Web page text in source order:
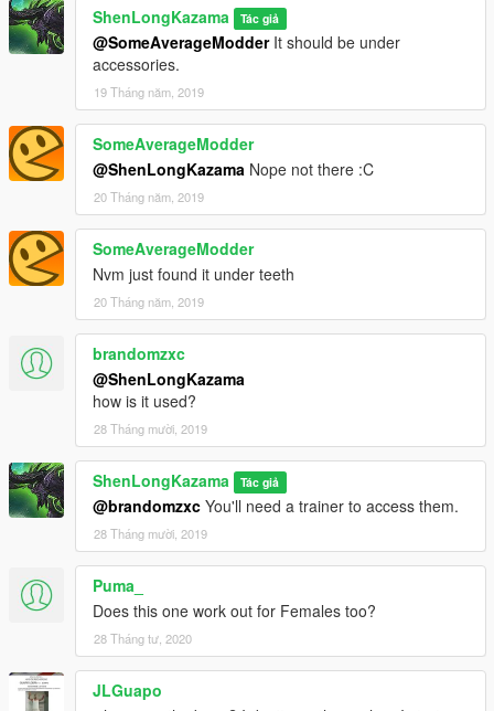
ShenLongKazama Tác giả
@SomeAverageModderIt should be under
accessories.
19 Tháng năm, 2019
SomeAverageModder
@ShenLongKazama Nope not there :C
20 Tháng năm, 2019
SomeAverageModder
Nvm just found it under teeth
20 Tháng năm, 2019
brandomzxc
@ShenLongKazama
how is it used?
28 Tháng mười, 2019
ShenLongKazama Tác giả
@brandomzxc You'll need a trainer to access them.
28 Tháng mười, 2019
Puma_
Does this one work out for Females too?
28 Tháng tư, 2020
JLGuapo